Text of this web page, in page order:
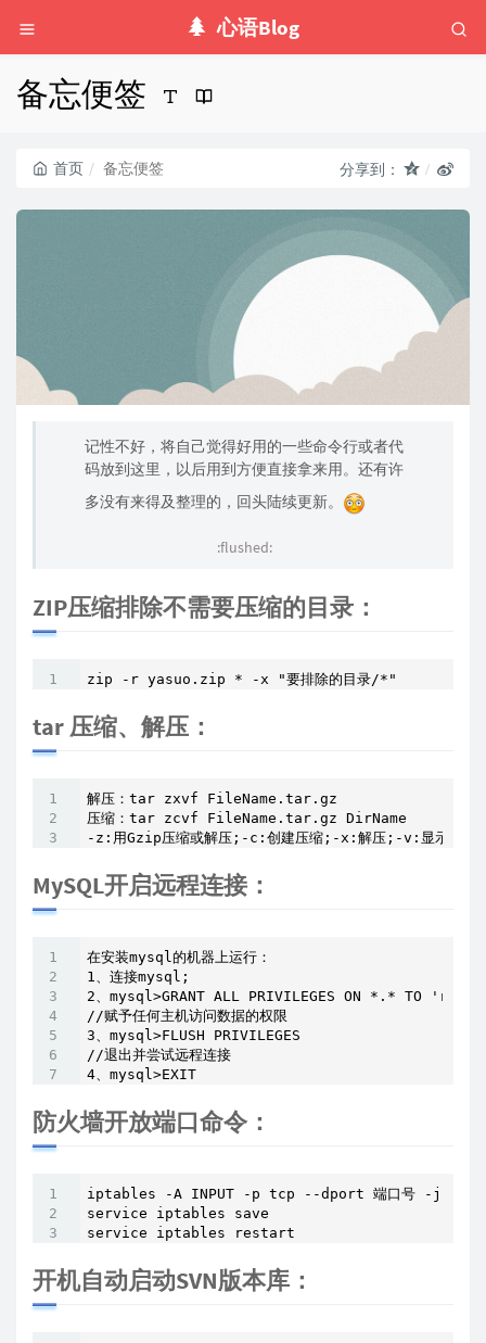
心语Blog
备忘便签
首页 备忘便签 分享到：
记性不好，将自己觉得好用的一些命令行或者代
码放到这里，以后用到方便直接拿来用。还有许
多没有来得及整理的，回头陆续更新。
:flushed:
ZIP压缩排除不需要压缩的目录：
zip -r yasuo.zip * -x "要排除的目录/*"
tar 压缩、解压：
解压：tar zxvf FileName.tar.gz
压缩：tar zcvf FileName.tar.gz DirName
-z:用Gzip压缩或解压;-c:创建压缩;-x:解压;-v:显示压缩
MySQL开启远程连接：
在安装mysql的机器上运行：
1、连接mysql;
2、mysql>GRANT ALL PRIVILEGES ON *.* TO
//赋予任何主机访问数据的权限
3、mysql>FLUSH PRIVILEGES
//退出并尝试远程连接
4、mysql>EXIT
防火墙开放端口命令：
iptables -A INPUT -p tcp --dport 端口号 -j
service iptables save
service iptables restart
开机自动启动SVN版本库：